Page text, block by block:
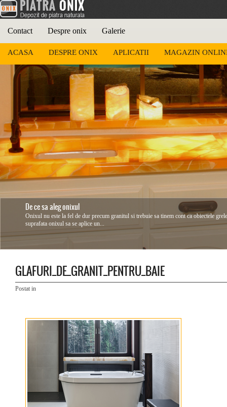
Contact Despre onix Galerie
ACASA DESPRE ONIX APLICATII MAGAZIN
De ce sa aleg onixul
Onixul nu este la fel de dur precum granitul si trebuie sa tinem cont ca obiectele
suprafata onixul sa se aplice un...
GLAFURI_DE_GRANIT_PENTRU_BAIE
Postat in